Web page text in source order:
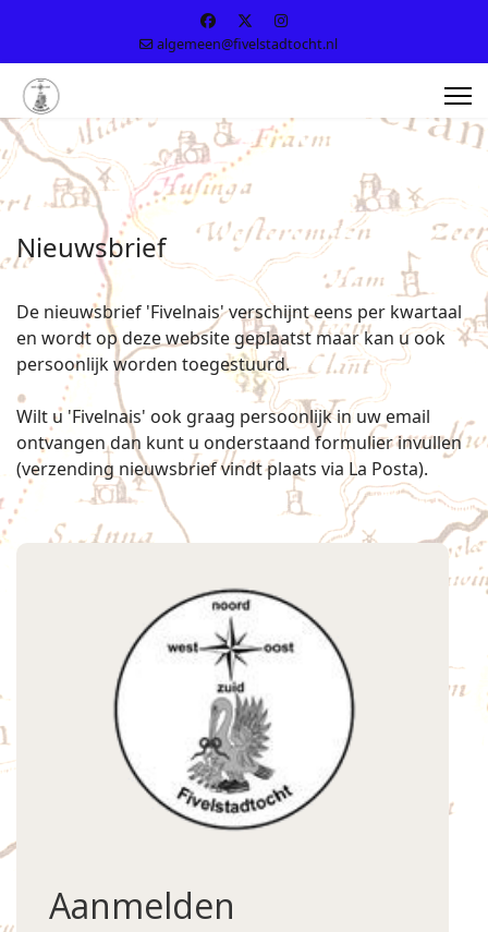
algemeen@fivelstadtocht.nl
Nieuwsbrief
De nieuwsbrief 'Fivelnais' verschijnt eens per kwartaal
en wordt op deze website geplaatst maar kan u ook
persoonlijk worden toegestuurd.
Wilt u 'Fivelnais' ook graag persoonlijk in uw email
ontvangen dan kunt u onderstaand formulier invullen
(verzending nieuwsbrief vindt plaats via La Posta).
Aanmelden